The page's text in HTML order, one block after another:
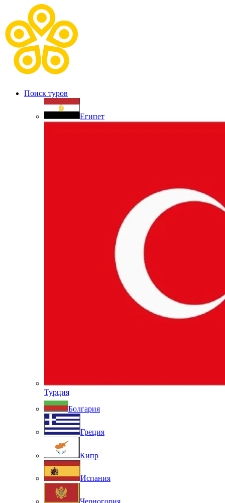
Поиск туров
Египет
Турция
Болгария
Греция
Кипр
Испания